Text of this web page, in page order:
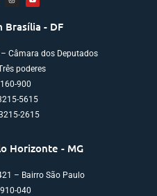
Brasília - DF
Câmara dos Deputados
poderes
900
5615
2615
Horizonte - MG
– Bairro São Paulo
040